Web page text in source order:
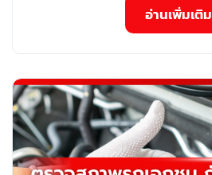
อ่านเพิ่มเติม